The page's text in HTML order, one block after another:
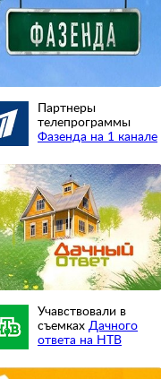
Партнеры
телепрограммы
Фазенда на 1 канале
Учавствовали в
съемках Дачного
ответа на НТВ